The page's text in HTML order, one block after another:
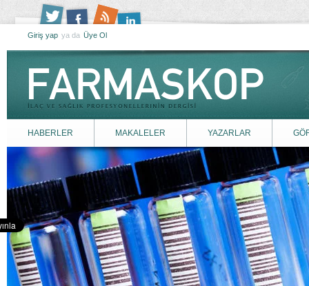
Giriş yap ya da Üye Ol
HABERLER MAKALELER YAZARLAR